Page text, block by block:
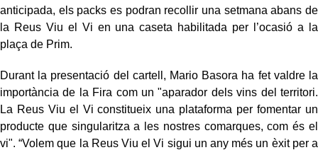
anticipada, els packs es podran recollir una setmana abans de
la Reus Viu el Vi en una caseta habilitada per l’ocasió a la
plaça de Prim.
Durant la presentació del cartell, Mario Basora ha fet valdre la
importància de la Fira com un "aparador dels vins del territori.
La Reus Viu el Vi constitueix una plataforma per fomentar un
producte que singularitza a les nostres comarques, com és el
vi". “Volem que la Reus Viu el Vi sigui un any més un èxit per a